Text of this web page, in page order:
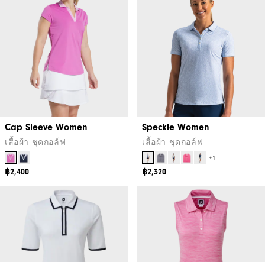
Cap Sleeve Women
เสื้อผ้า ชุดกอล์ฟ
฿2,400
Speckle Women
เสื้อผ้า ชุดกอล์ฟ
+1
฿2,320